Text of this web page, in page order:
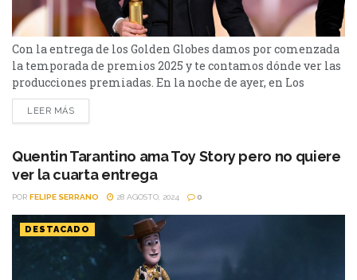
Con la entrega de los Golden Globes damos por comenzada
la temporada de premios 2025 y te contamos dónde ver las
producciones premiadas. En la noche de ayer, en Los
Angeles, se llevaron a cabo los Golden Globes 2025, y con
este evento comenzó la temporada de premios que
sustancialmente...
LEER MÁS
Quentin Tarantino ama Toy Story pero no quiere
ver la cuarta entrega
POR FELIPE SERRANO 28 AGOSTO, 2024 0
DESTACADO